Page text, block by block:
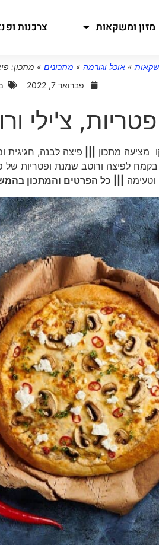
מזון ומשקאות צרכנות
»אוכל וגורמה » מתכונים » מתכון:
פברואר 7, 2022
צ'ילי
פיצה לבנה, חגיגית
לפיצה ורוטב שמנת ופטריות של
||| כל הפרטים והמתכון